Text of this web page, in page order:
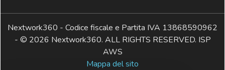
Nextwork360 - Codice fiscale e Partita IVA 13868590962
- © 2026 Nextwork360. ALL RIGHTS RESERVED. ISP
AWS
Mappa del sito